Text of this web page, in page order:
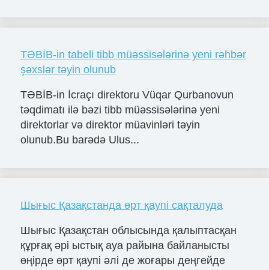
TƏBİB-in tabeli tibb müəssisələrinə yeni rəhbər
şəxslər təyin olunub
TƏBİB-in İcraçı direktoru Vüqar Qurbanovun
təqdimatı ilə bəzi tibb müəssisələrinə yeni
direktorlar və direktor müavinləri təyin
olunub.Bu barədə Ulus...
Шығыс Қазақстанда өрт қаупі сақталуда
Шығыс Қазақстан облысында қалыптасқан
құрғақ әрі ыстық ауа райына байланысты
өңірде өрт қаупі әлі де жоғары деңгейде